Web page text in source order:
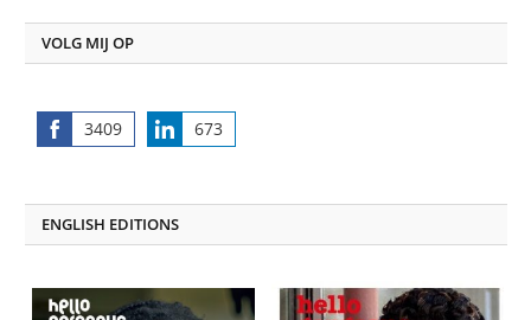
VOLG MIJ OP
3409
Share
673
Share
ENGLISH EDITIONS